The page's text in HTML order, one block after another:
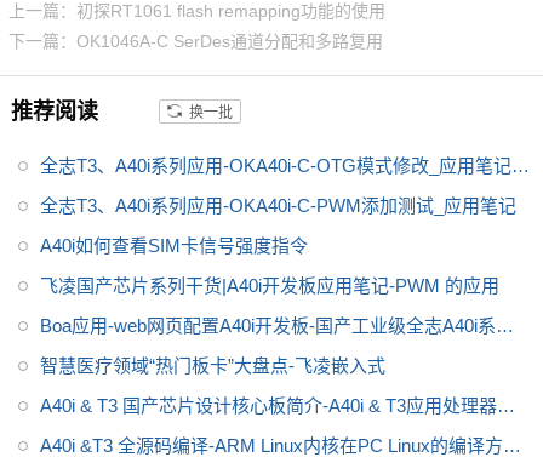
3L，存储8GB eMMC。全志A40
工控行业芯片平台 A40i为国产工
控行业芯，全志A40i处理器代表
了Allwin在智能工业控制领域的成
-C开发板是飞凌推出的一款中国
芯，全国产级工业级开发板，适
上一篇：初探RT1061 flash remapping功能的使用
下一篇：OK1046A-C SerDes通道分配和多路复用
推荐阅读 换一批
全志T3、A40i系列应用-OKA40i-C-OTG模式修改_应用笔记_
V1.0
全志T3、A40i系列应用-OKA40i-C-PWM添加测试_应用笔记
A40i如何查看SIM卡信号强度指令
飞凌国产芯片系列干货|A40i开发板应用笔记-PWM 的应用
Boa应用-web网页配置A40i开发板-国产工业级全志A40i系列
干货分享
智慧医疗领域“热门板卡”大盘点-飞凌嵌入式
A40i & T3 国产芯片设计核心板简介-A40i & T3应用处理器框
图
A40i &T3 全源码编译-ARM Linux内核在PC Linux的编译方